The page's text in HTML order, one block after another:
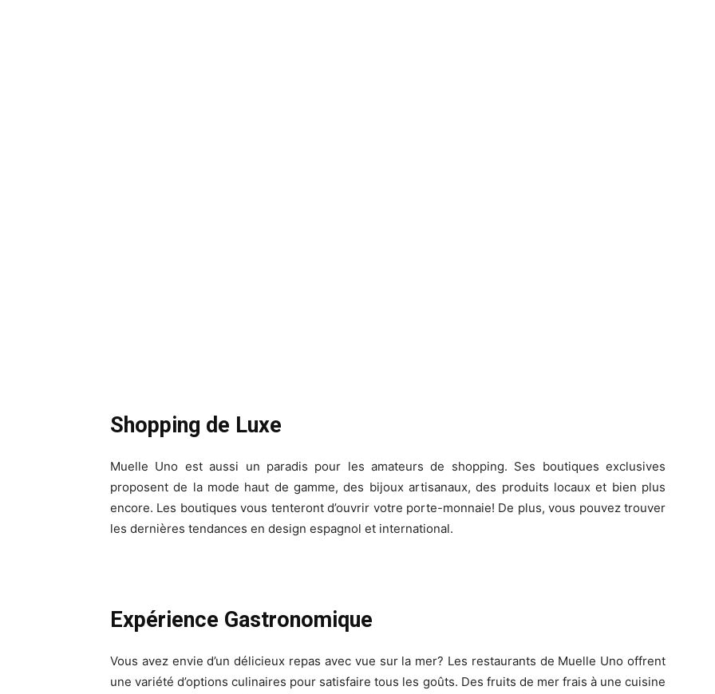
Shopping de Luxe
Muelle Uno est aussi un paradis pour les amateurs de shopping. Ses boutiques exclusives
proposent de la mode haut de gamme, des bijoux artisanaux, des produits locaux et bien plus
encore. Les boutiques vous tenteront d’ouvrir votre porte-monnaie! De plus, vous pouvez trouver
les dernières tendances en design espagnol et international.
Expérience Gastronomique
Vous avez envie d’un délicieux repas avec vue sur la mer? Les restaurants de Muelle Uno offrent
une variété d’options culinaires pour satisfaire tous les goûts. Des fruits de mer frais à une cuisine